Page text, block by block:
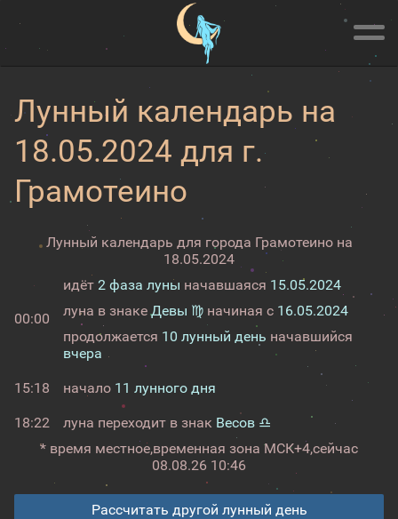
Лунный календарь на
18.05.2024 для г.
Грамотеино
Лунный календарь для города Грамотеино на
18.05.2024
00:00
идёт 2 фаза луны начавшаяся 15.05.2024
луна в знакеДевы ♍ начиная с 16.05.2024
продолжается 10 лунный день начавшийся
вчера
15:18 начало 11 лунного дня
18:22 луна переходит в знак Весов ♎
* время местное,временная зона МСК+4,сейчас
08.08.26 10:46
Рассчитать другой лунный день